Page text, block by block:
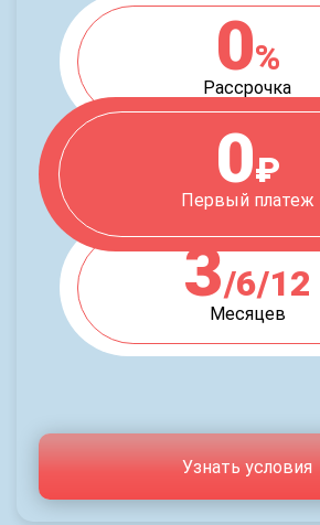
0%
Рассрочка
0₽
Первый платеж
3/6/12
Месяцев
Узнать условия